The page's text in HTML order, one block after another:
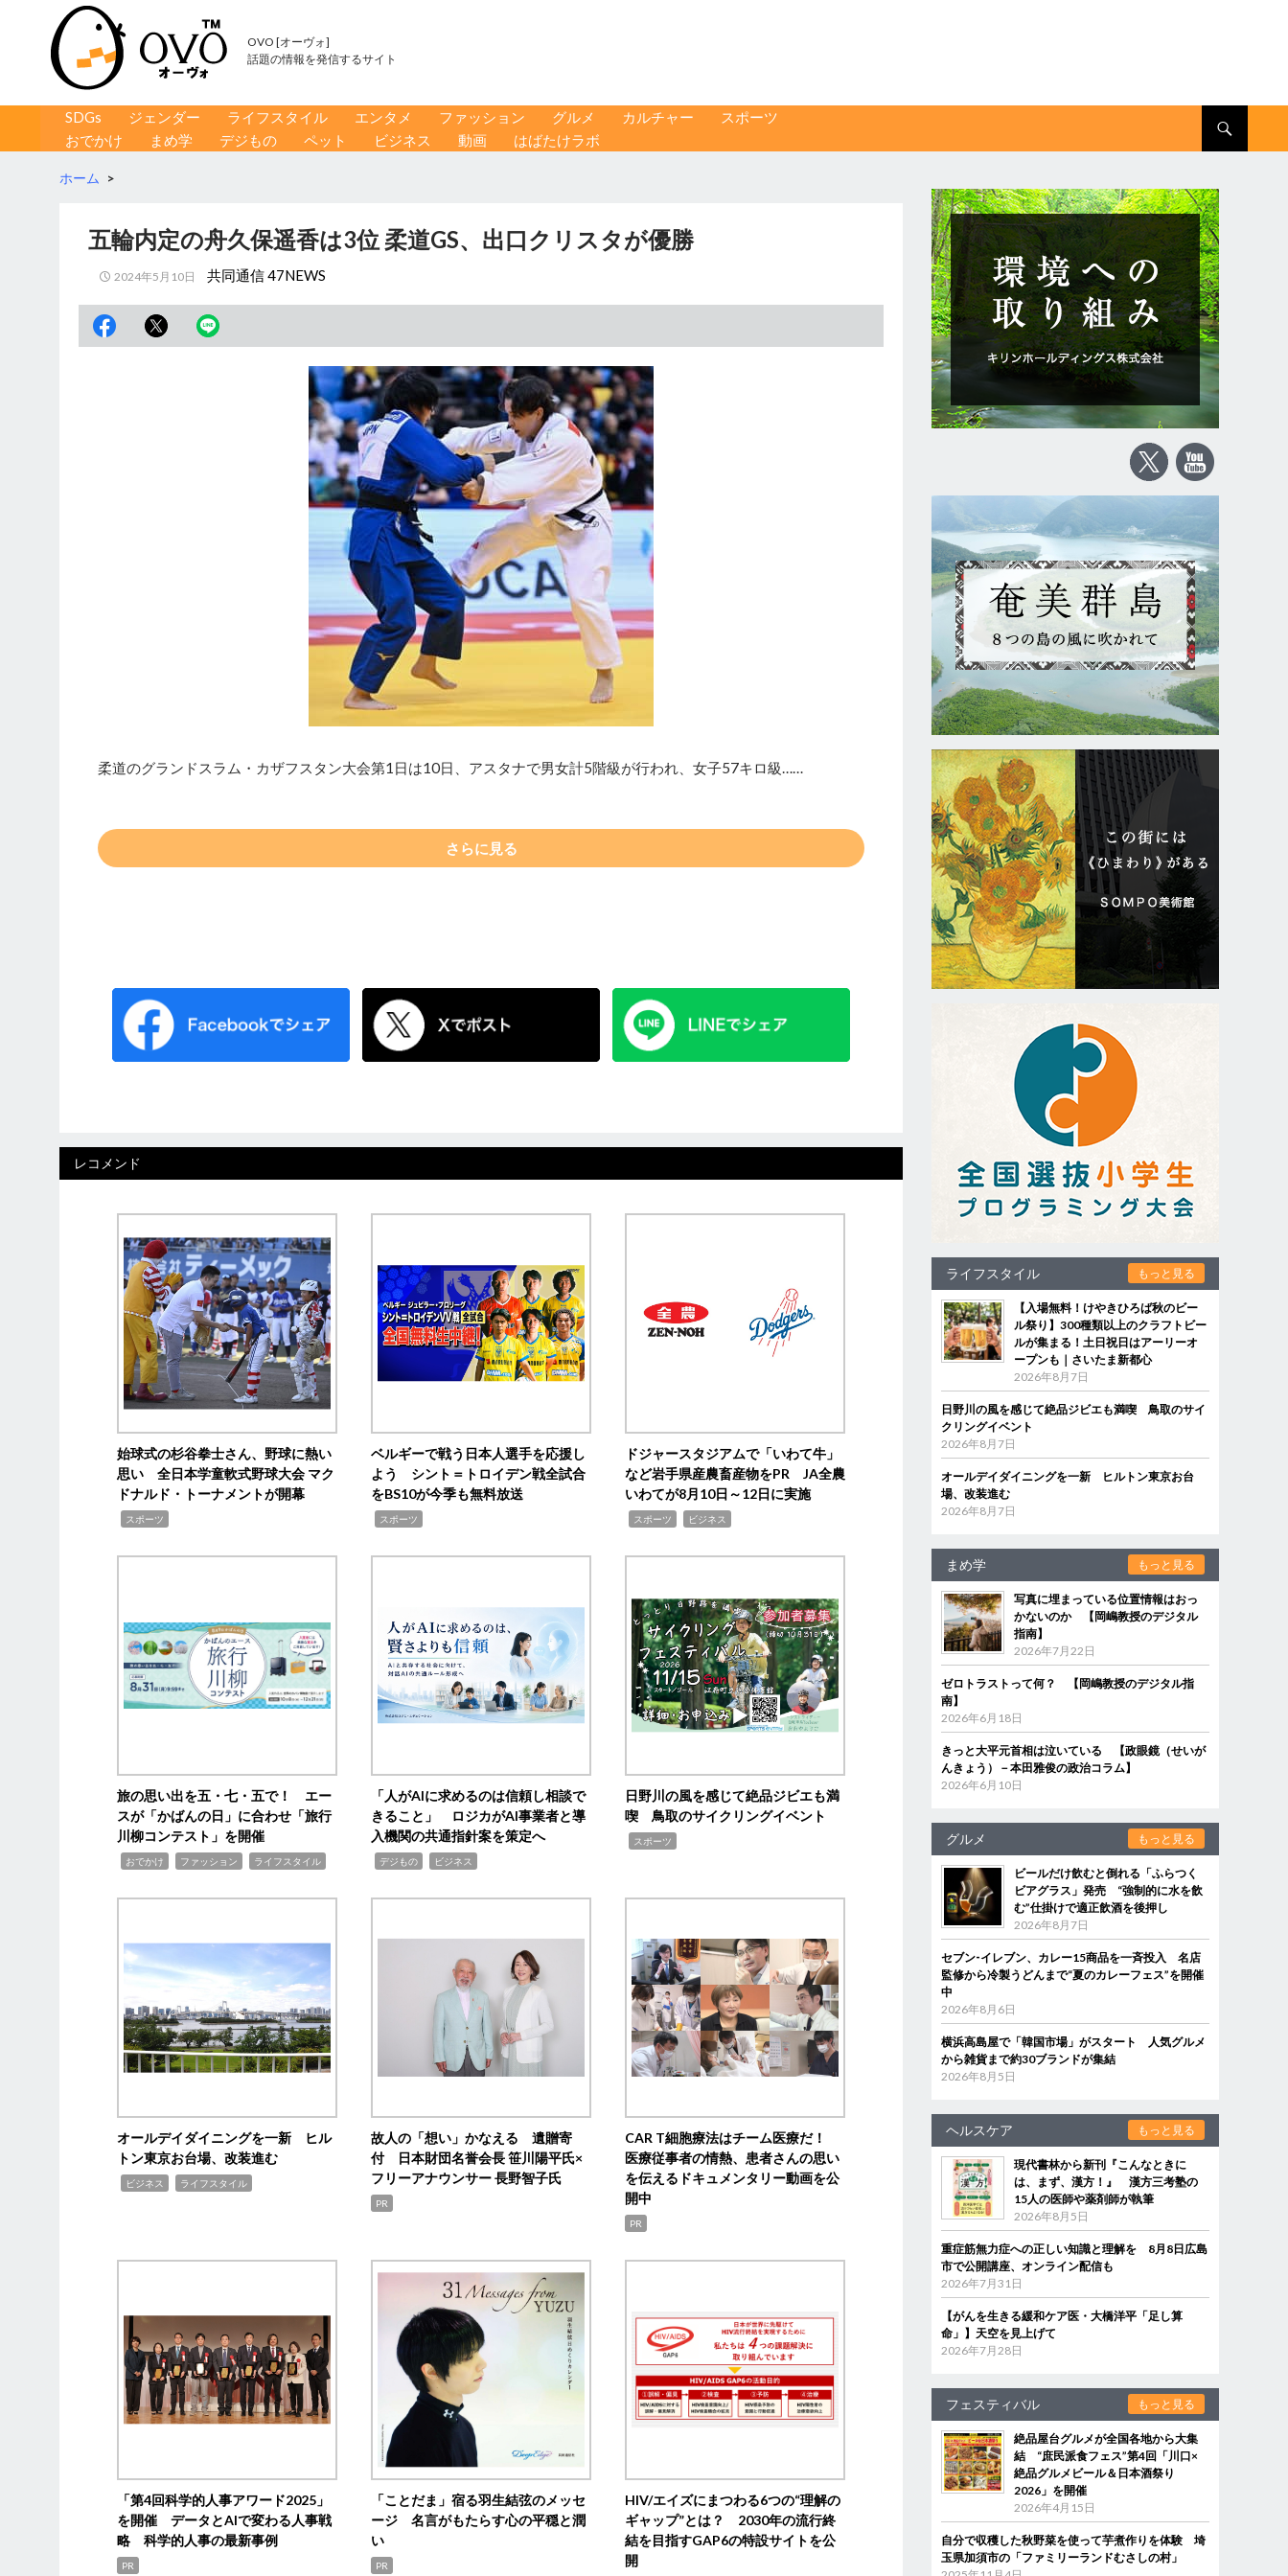
OVO [オーヴォ]
話題の情報を発信するサイト
コンテンツへ移動
SDGs ジェンダー ライフスタイル エンタメ ファッション グルメ カルチャー
スポーツ
おでかけ
まめ学 デジもの ペット ビジネス 動画 はばたけラボ
ホーム >
五輪内定の舟久保遥香は3位 柔道GS、出口クリスタが優勝
2024年5月10日 共同通信 47NEWS
柔道のグランドスラム・カザフスタン大会第1日は10日、アスタナで男女計5階級が行われ、女子57キロ級……
さらに見る
レコメンド
始球式の杉谷拳士さん、野球に熱い
思い 全日本学童軟式野球大会 マク
ドナルド・トーナメントが開幕
スポーツ
ベルギーで戦う日本人選手を応援し
よう シント＝トロイデン戦全試合
をBS10が今季も無料放送
スポーツ
ドジャースタジアムで「いわて牛」
など岩手県産農畜産物をPR JA全農
いわてが8月10日～12日に実施
スポーツ ビジネス
旅の思い出を五・七・五で！ エー
スが「かばんの日」に合わせ「旅行
川柳コンテスト」を開催
おでかけ ファッション ライフスタイル
「人がAIに求めるのは信頼し相談で
きること」 ロジカがAI事業者と導
入機関の共通指針案を策定へ
デジもの ビジネス
日野川の風を感じて絶品ジビエも満
喫 鳥取のサイクリングイベント
スポーツ
オールデイダイニングを一新 ヒル
トン東京お台場、改装進む
ビジネス ライフスタイル
故人の「想い」かなえる 遺贈寄
付 日本財団名誉会長 笹川陽平氏×
フリーアナウンサー 長野智子氏
PR
CAR T細胞療法はチーム医療だ！
医療従事者の情熱、患者さんの思い
を伝えるドキュメンタリー動画を公
開中
PR
「第4回科学的人事アワード2025」
を開催 データとAIで変わる人事戦
略 科学的人事の最新事例
PR
「ことだま」宿る羽生結弦のメッセ
ージ 名言がもたらす心の平穏と潤
い
PR
HIV/エイズにまつわる6つの“理解の
ギャップ”とは？ 2030年の流行終
結を目指すGAP6の特設サイトを公
開
ライフスタイル もっと見る
【入場無料！けやきひろば秋のビー
ル祭り】300種類以上のクラフトビー
ルが集まる！土日祝日はアーリーオ
ープンも｜さいたま新都心
2026年8月7日
日野川の風を感じて絶品ジビエも満喫 鳥取のサイ
クリングイベント
2026年8月7日
オールデイダイニングを一新 ヒルトン東京お台
場、改装進む
2026年8月7日
まめ学 もっと見る
写真に埋まっている位置情報はおっ
かないのか 【岡嶋教授のデジタル
指南】
2026年7月22日
ゼロトラストって何？ 【岡嶋教授のデジタル指
南】
2026年6月18日
きっと大平元首相は泣いている 【政眼鏡（せいが
んきょう）－本田雅俊の政治コラム】
2026年6月10日
グルメ もっと見る
ビールだけ飲むと倒れる「ふらつく
ビアグラス」発売 “強制的に水を飲
む”仕掛けで適正飲酒を後押し
2026年8月7日
セブン‐イレブン、カレー15商品を一斉投入 名店
監修から冷製うどんまで“夏のカレーフェス”を開催
中
2026年8月6日
横浜高島屋で「韓国市場」がスタート 人気グルメ
から雑貨まで約30ブランドが集結
2026年8月5日
ヘルスケア もっと見る
現代書林から新刊『こんなときに
は、まず、漢方！』 漢方三考塾の
15人の医師や薬剤師が執筆
2026年8月5日
重症筋無力症への正しい知識と理解を 8月8日広島
市で公開講座、オンライン配信も
2026年7月31日
【がんを生きる緩和ケア医・大橋洋平「足し算
命」】天空を見上げて
2026年7月28日
フェスティバル もっと見る
絶品屋台グルメが全国各地から大集
結 “庶民派食フェス”第4回「川口×
絶品グルメビール＆日本酒祭り
2026」を開催
2026年4月15日
自分で収穫した秋野菜を使って芋煮作りを体験 埼
玉県加須市の「ファミリーランドむさしの村」